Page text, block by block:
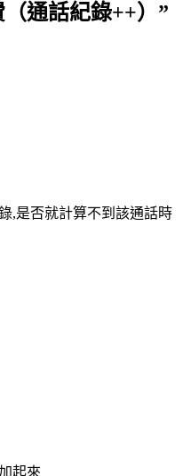
通話紀錄++）”
,是否就計算不到該通話時
起來